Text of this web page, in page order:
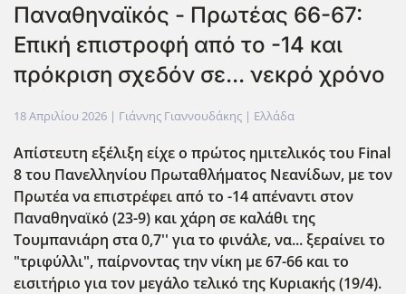
Παναθηναϊκός - Πρωτέας 66-67:
Επική επιστροφή από το -14 και
πρόκριση σχεδόν σε... νεκρό χρόνο
18 Απριλίου 2026 | Γιάννης Γιαννουδάκης | Ελλάδα
Απίστευτη εξέλιξη είχε ο πρώτος ημιτελικός του Final
8 του Πανελληνίου Πρωταθλήματος Νεανίδων, με τον
Πρωτέα να επιστρέφει από το -14 απέναντι στον
Παναθηναϊκό (23-9) και χάρη σε καλάθι της
Τουμπανιάρη στα 0,7'' για το φινάλε, να... ξεραίνει το
"τριφύλλι", παίρνοντας την νίκη με 67-66 και το
εισιτήριο για τον μεγάλο τελικό της Κυριακής (19/4).